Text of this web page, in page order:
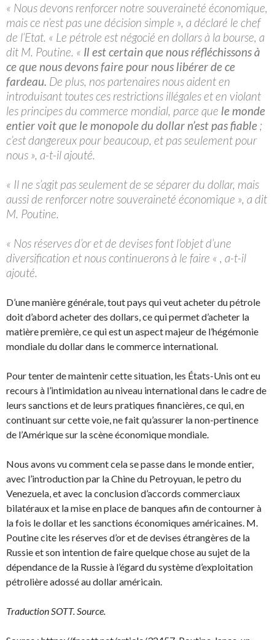
« Nous devons renforcer notre souveraineté économique,
mais ce n’est pas une décision simple », a déclaré le chef
de l’Etat. « Le pétrole est négocié en dollars à la bourse, a
dit M. Poutine. « Il est certain que nous réfléchissons à
ce que nous devons faire pour nous libérer de ce
fardeau. De plus, nos partenaires nous aident en
introduisant toutes ces restrictions illégales et en violant
les principes du commerce mondial, parce que le monde
entier voit que le monopole du dollar n’est pas fiable;
c’est dangereux pour beaucoup, et pas seulement pour
nous », a-t-il ajouté.
« Il ne s’agit pas seulement de se séparer du dollar, mais
aussi de renforcer notre souveraineté économique », a dit
M. Poutine.
« Nos réserves d’or et de devises font l’objet d’une
diversification et nous continuerons à le faire « , a-t-il
ajouté.
D’une manière générale, tout pays qui veut acheter du pétrole
doit d’abord acheter des dollars, ce qui permet d’acheter la
matière première, ce qui est un aspect majeur de l’hégémonie
mondiale du dollar dans le commerce international.
Pour tenter de maintenir cette situation, les États-Unis ont eu
recours à l’intimidation au niveau international dans le cadre de
leurs sanctions et de leurs pratiques financières, ce qui, en
continuant sur cette voie, ne fait qu’assurer la non-pertinence
de l’Amérique sur la scène économique mondiale.
Nous avons vu comment cela se passe dans le monde entier,
avec l’introduction par la Chine du Petroyuan, le petro du
Venezuela, et avec la conclusion d’accords commerciaux
bilatéraux et la mise en place de banques afin de contourner à
la fois le dollar et les sanctions économiques américaines. M.
Poutine cite les réserves d’or et de devises étrangères de la
Russie et son intention de faire quelque chose au sujet de la
dépendance de la Russie à l’égard du système d’exploitation
pétrolière adossé au dollar américain.
Traduction SOTT.Source.